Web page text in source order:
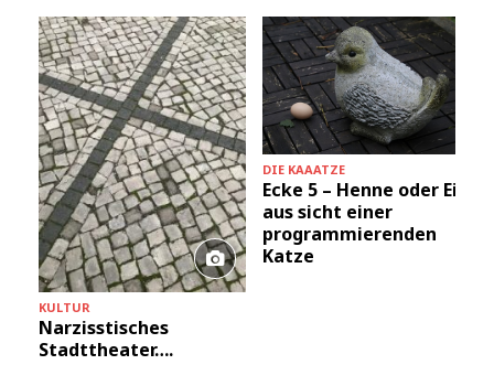
KULTUR
Narzisstisches
Stadttheater….
DIE KAAATZE
Ecke 5 – Henne oder Ei
aus sicht einer
programmierenden
Katze